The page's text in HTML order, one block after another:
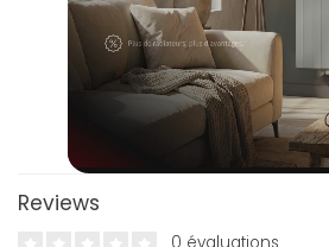
Reviews
0 évaluations